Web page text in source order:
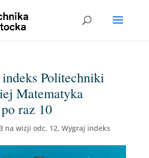
Politechniki
Matematyka
raz 10
na wizji odc. 12, Wygraj indeks